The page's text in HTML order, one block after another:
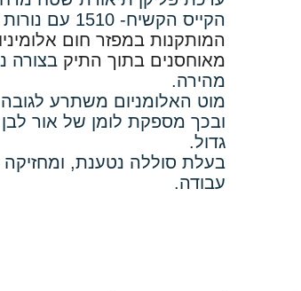
ערכת פליקן תיאורת שטח
הקייס הקשיח- 1510 עם נורות לד בגודל
המותקנות במפזר חום אלומיניום
מאוחסנים בתוך התיק
בצורה
מהירה.
ובכך מספקת לומן של אור לבן
גדול.